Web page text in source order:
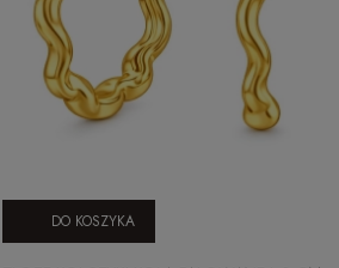
DO KOSZYKA